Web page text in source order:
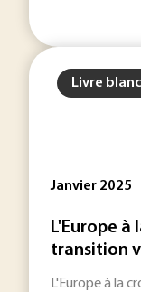
Livre blanc
Janvier 2025
L'Europe à
transition
L'Europe à la